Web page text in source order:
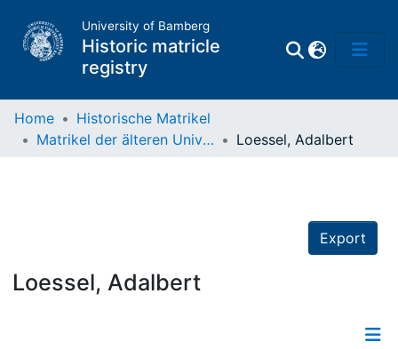
University of Bamberg
Historic matricle
registry
Home
Historische Matrikel
Matrikel der älteren Universität
Loessel, Adalbert
Export
Loessel, Adalbert